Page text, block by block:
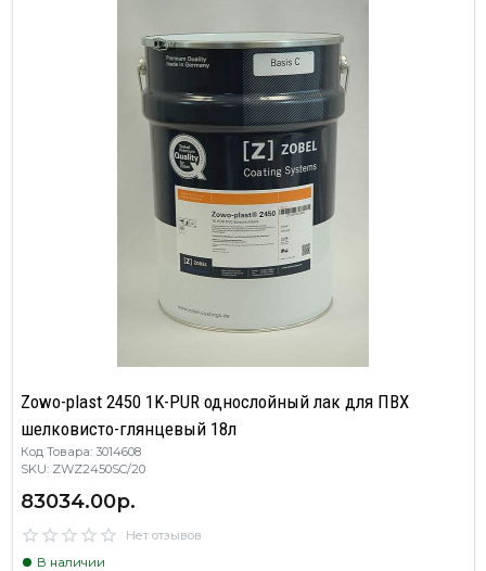
Zowo-plast 2450 1K-PUR однослойный лак для ПВХ
шелковисто-глянцевый 18л
Код Товара: 3014608
SKU: ZWZ2450SC/20
83034.00р.
Нет отзывов
В наличии